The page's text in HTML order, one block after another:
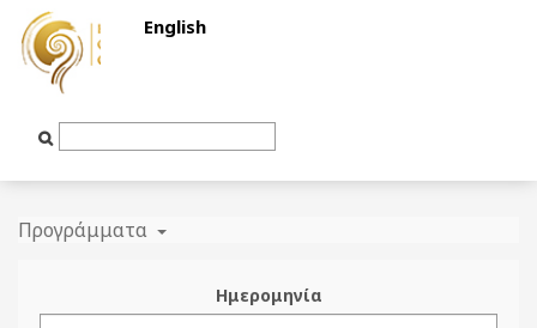
English
Input
Προγράμματα
Ημερομηνία